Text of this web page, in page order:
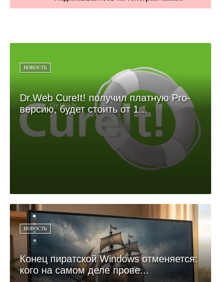
НОВОСТЬ
Dr.Web CureIt! получил платную Pro-
версию, будет стоить от 1...
НОВОСТЬ
Конец пиратской Windows отменяется:
кого на самом деле прове...